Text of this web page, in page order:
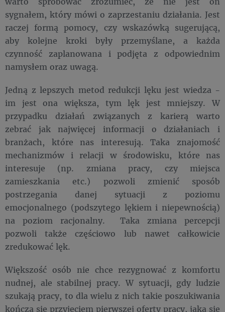
sygnałem, który mówi o zaprzestaniu działania. Jest
raczej formą pomocy, czy wskazówką sugerującą,
aby kolejne kroki były przemyślane, a każda
czynność zaplanowana i podjęta z odpowiednim
namysłem oraz uwagą.
Jedną z lepszych metod redukcji lęku jest wiedza -
im jest ona większa, tym lęk jest mniejszy. W
przypadku działań związanych z karierą warto
zebrać jak najwięcej informacji o działaniach i
branżach, które nas interesują. Taka znajomość
mechanizmów i relacji w środowisku, które nas
interesuje (np. zmiana pracy, czy miejsca
zamieszkania etc.) pozwoli zmienić sposób
postrzegania danej sytuacji z poziomu
emocjonalnego (podszytego lękiem i niepewnością)
na poziom racjonalny. Taka zmiana percepcji
pozwoli także częściowo lub nawet całkowicie
zredukować lęk.
Większość osób nie chce rezygnować z komfortu
nudnej, ale stabilnej pracy. W sytuacji, gdy ludzie
szukają pracy, to dla wielu z nich takie poszukiwania
kończą się przyjęciem pierwszej oferty pracy, jaka się